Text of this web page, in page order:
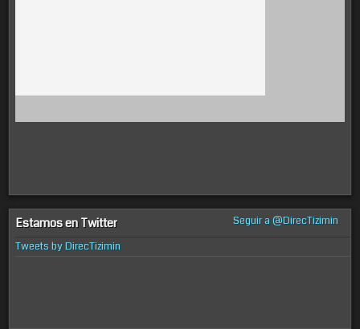
Estamos en Twitter
Seguir a @DirecTizimin
Tweets by DirecTizimin